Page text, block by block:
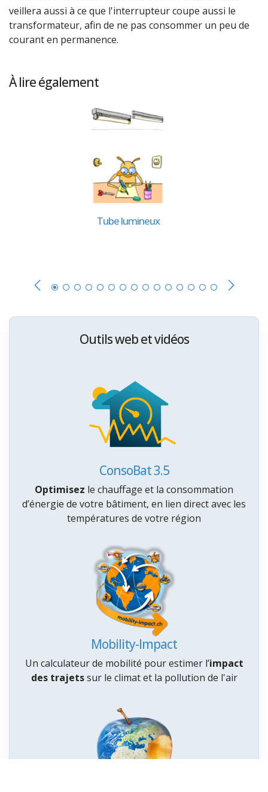
veillera aussi à ce que l'interrupteur coupe aussi le
transformateur, afin de ne pas consommer un peu de
courant en permanence.
À lire également
Tube lumineux
Outils web et vidéos
ConsoBat 3.5
Optimisez le chauffage et la consommation
d’énergie de votre bâtiment, en lien direct avec les
températures de votre région
Mobility-Impact
Un calculateur de mobilité pour estimer l’impact
des trajetssur le climat et la pollution de l'air